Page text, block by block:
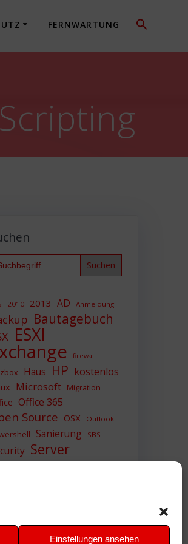
Einstellungen ansehen
FERNWARTUNG
2010 2013 AD Anmeldung
Bautagebuch
ESXI
firewall
Haus HP kostenlos
Microsoft Migration
Office 365
Source OSX Outlook
Sanierung SBS
Server
SIEM
VPN WAZUH